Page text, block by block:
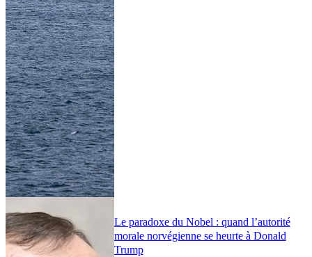
Le paradoxe du Nobel : quand l’autorité
morale norvégienne se heurte à Donald
Trump